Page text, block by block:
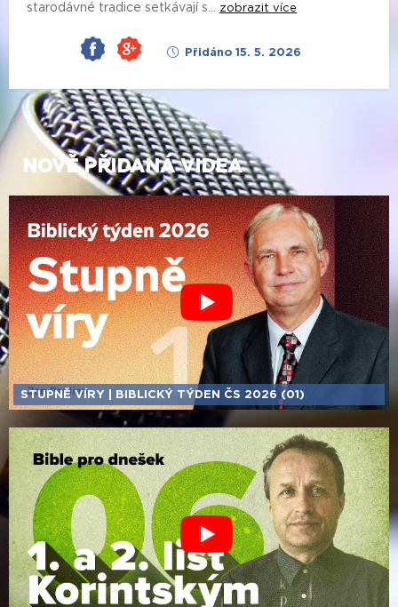
starodávné tradice setkávají s...
zobrazit více
Přidáno 15. 5. 2026
NOVĚ PŘIDANÁ VIDEA
STUPNĚ VÍRY | BIBLICKÝ TÝDEN ČS 2026 (01)